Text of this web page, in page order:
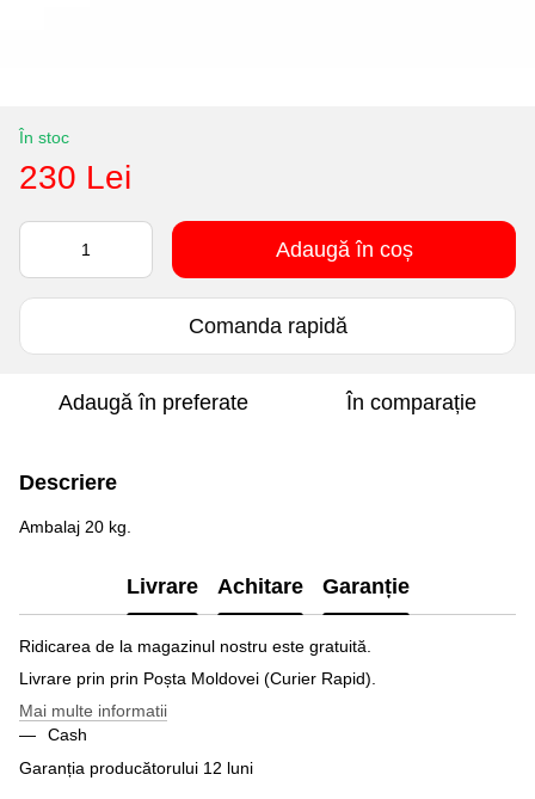
În stoc
230 Lei
Adaugă în coș
Comanda rapidă
Adaugă în preferate În comparație
Descriere
Ambalaj 20 kg.
Livrare Achitare Garanție
Ridicarea de la magazinul nostru este gratuită.
Livrare prin prin Poșta Moldovei (Curier Rapid).
Mai multe informatii
Cash
Garanția producătorului 12 luni